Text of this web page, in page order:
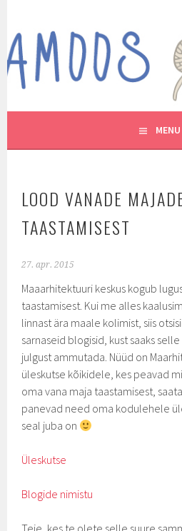
content
MUTUKAMOOS
ARENDAVAID TEGEVUSI
MENU
LOOD VANADE
TAASTAMISEST
27. apr. 2015
Maaarhitektuuri keskus kogub
taastamisest. Kui me alles
linnast ära maale kolimist, siis
sarnaseid blogisid, kust saaks
julgust ammutada. Nüüd on
üleskutse kõikidele, kes peavad
oma vana maja taastamisest,
panevad need oma kodulehele
seal juba on
Üleskutse
Blogide nimistu
Teie, kes te olete selle suure